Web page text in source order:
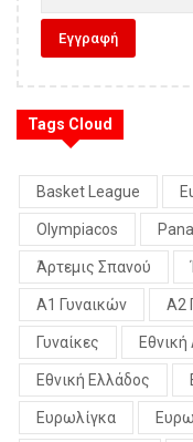
Tags Cloud
Basket League
Olympiacos
Άρτεμις Σπανού
Α1 Γυναικών Α2
Γυναίκες
Εθνική Ελλάδος
Ευρωλίγκα